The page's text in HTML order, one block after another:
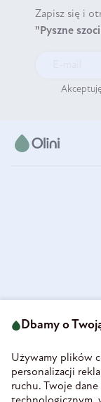
Zapisz się i
"Pyszne
58-160 Świebodzice
REGON 890213034
INFORMACJE
Dbamy o
Używamy plików
personalizacji
ruchu. Twoje